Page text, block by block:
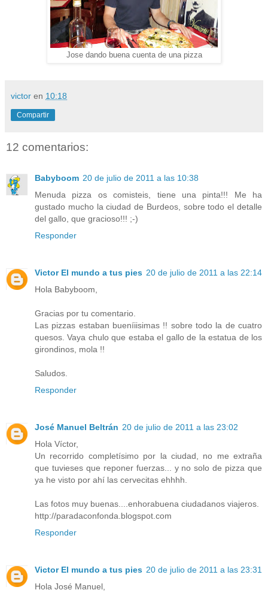
Jose dando buena cuenta de una pizza
victor en 10:18
Compartir
12 comentarios:
Babyboom 20 de julio de 2011 a las 10:38
Menuda pizza os comisteis, tiene una pinta!!! Me ha
gustado mucho la ciudad de Burdeos, sobre todo el detalle
del gallo, que gracioso!!! ;-)
Responder
Victor El mundo a tus pies 20 de julio de 2011 a las 22:14
Hola Babyboom,
Gracias por tu comentario.
Las pizzas estaban bueníiisimas !! sobre todo la de cuatro
quesos. Vaya chulo que estaba el gallo de la estatua de los
girondinos, mola !!
Saludos.
Responder
José Manuel Beltrán 20 de julio de 2011 a las 23:02
Hola Víctor,
Un recorrido completísimo por la ciudad, no me extraña
que tuvieses que reponer fuerzas... y no solo de pizza que
ya he visto por ahí las cervecitas ehhhh.
Las fotos muy buenas....enhorabuena ciudadanos viajeros.
http://paradaconfonda.blogspot.com
Responder
Victor El mundo a tus pies 20 de julio de 2011 a las 23:31
Hola José Manuel,